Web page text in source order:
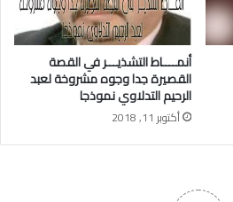
أنمــــاط التشذيـــر في القصة
القصيرة جدا وجوه مشروخة لعبد
الرحيم التدلاوي نموذجا
أكتوبر 11, 2018